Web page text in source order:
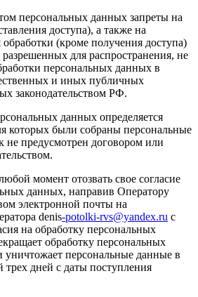
персональных данных запреты на
доступа), а также на
(кроме получения доступа)
для распространения, не
персональных данных в
и иных публичных
законодательством РФ.
данных определяется
которых были собраны персональные
не предусмотрен договором или
момент отозвать свое согласие
данных, направив Оператору
электронной почты на
denis-potolki-rvs@yandex.ru с
на обработку персональных
обработку персональных
уничтожает персональные данные в
дней с даты поступления